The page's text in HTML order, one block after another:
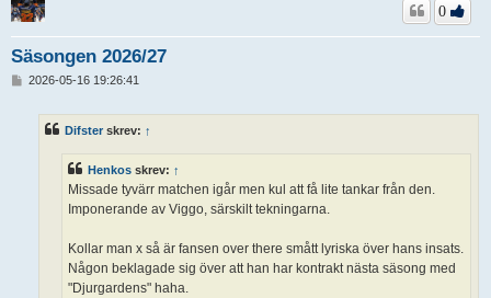
Säsongen 2026/27
0
2026-05-16 19:26:41
Difster skrev: ↑
Henkos skrev: ↑
Missade tyvärr matchen igår men kul att få lite tankar från den.
Imponerande av Viggo, särskilt tekningarna.
Kollar man x så är fansen over there smått lyriska över hans insats.
Någon beklagade sig över att han har kontrakt nästa säsong med
"Djurgardens" haha.